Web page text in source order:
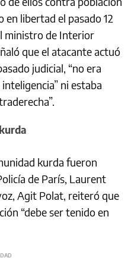
libertad el pasado 12
ministro de Interior
que el atacante actuó
judicial, “no era
ni estaba
kurda fueron
de París, Laurent
Agit Polat, reiteró que
“debe ser tenido en